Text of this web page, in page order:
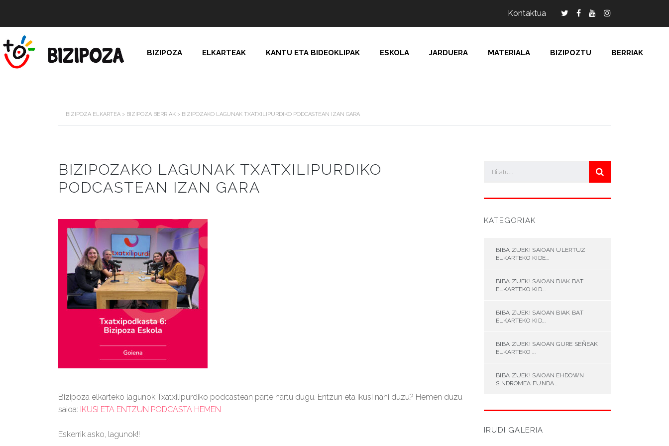
Kontaktua
BIZIPOZA ELKARTEAK KANTU ETA BIDEOKLIPAK ESKOLA JARDUERA MATERIALA BIZIPOZTU BERRIAK
BIZIPOZA ELKARTEA > BIZIPOZA BERRIAK > BIZIPOZAKO LAGUNAK TXATXILIPURDIKO PODCASTEAN IZAN GARA
BIZIPOZAKO LAGUNAK TXATXILIPURDIKO
PODCASTEAN IZAN GARA
Bizipoza elkarteko lagunok Txatxilipurdiko podcastean parte hartu dugu. Entzun eta ikusi nahi duzu? Hemen duzu
saioa: IKUSI ETA ENTZUN PODCASTA HEMEN
Eskerrik asko, lagunok!!
KATEGORIAK
BIBA ZUEK! SAIOAN ULERTUZ
ELKARTEKO KIDE...
BIBA ZUEK! SAIOAN BIAK BAT
ELKARTEKO KID...
BIBA ZUEK! SAIOAN BIAK BAT
ELKARTEKO KID...
BIBA ZUEK! SAIOAN GURE SEÑEAK
ELKARTEKO ...
BIBA ZUEK! SAIOAN EHDOWN
SINDROMEA FUNDA...
IRUDI GALERIA